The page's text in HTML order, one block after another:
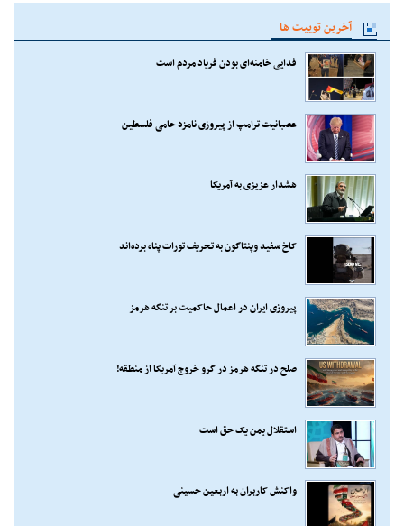
آخرین توییت ها
فدایی خامنه‌ای بودن فریاد مردم است
عصبانیت ترامپ از پیروزی نامزد حامی فلسطین
هشدار عزیزی به آمریکا
کاخ سفید وپنتاگون به تحریف تورات پناه برده‌اند
پیروزی ایران در اعمال حاکمیت بر تنگه هرمز
صلح در تنگه هرمز در گرو خروج آمریکا از منطقه!
استقلال یمن یک حق است
واکنش کاربران به اربعین حسینی